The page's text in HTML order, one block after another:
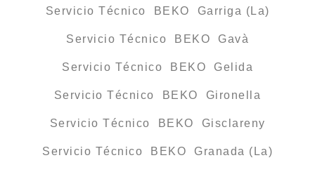
Servicio Técnico BEKO Garriga (La)
Servicio Técnico BEKO Gavà
Servicio Técnico BEKO Gelida
Servicio Técnico BEKO Gironella
Servicio Técnico BEKO Gisclareny
Servicio Técnico BEKO Granada (La)